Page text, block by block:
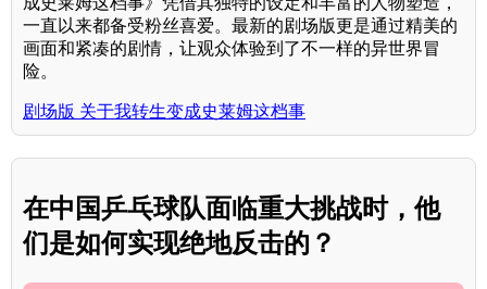
一直以来都备受粉丝喜爱。最新的剧场版更是通过精美的
画面和紧凑的剧情，让观众体验到了不一样的异世界冒
险。
剧场版 关于我转生变成史莱姆这档事
在中国乒乓球队面临重大挑战时，他
们是如何实现绝地反击的？